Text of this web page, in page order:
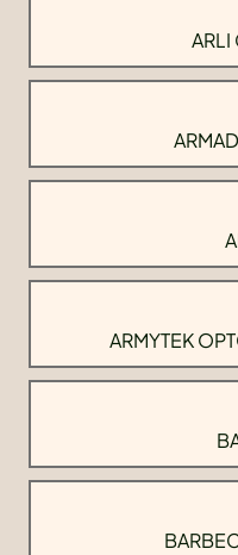
ARLI
ARMYTEK